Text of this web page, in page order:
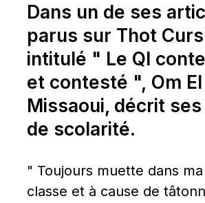
Dans un de ses
parus sur Thot
intitulé " Le QI
et contesté ", Om
Missaoui, décrit
de scolarité.
" Toujours muette dans
classe et à cause de